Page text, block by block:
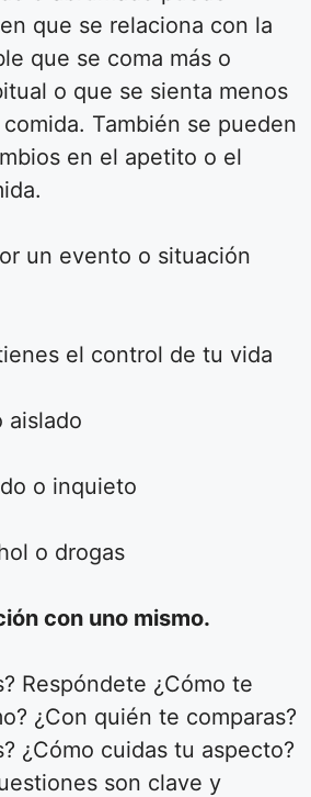
que se relaciona con la
que se coma más o
o que se sienta menos
También se pueden
en el apetito o el
un evento o situación
el control de tu vida
aislado
o inquieto
o drogas
con uno mismo.
Respóndete ¿Cómo te
¿Con quién te comparas?
¿Cómo cuidas tu aspecto?
son clave y